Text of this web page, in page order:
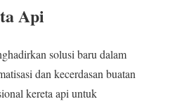
Api
solusi baru dalam
dan kecerdasan buatan
kereta api untuk